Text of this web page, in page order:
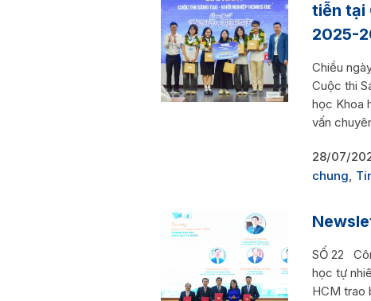
tiễn tại
2025-
Chiều
Cuộc thi
học Khoa
vấn
28/07/
chung,
SỐ 22
học tự
HCM